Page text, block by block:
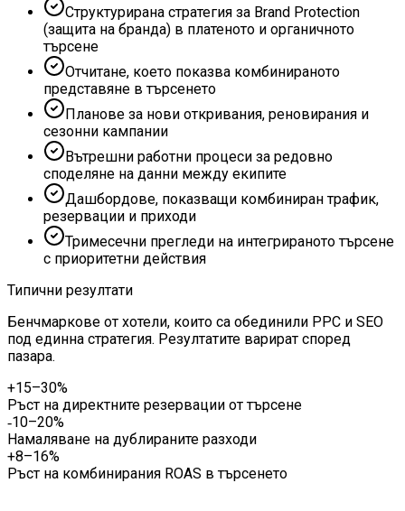
Структурирана стратегия за Brand Protection
(защита на бранда) в платеното и органичното
търсене
Отчитане, което показва комбинираното
представяне в търсенето
Планове за нови откривания, реновирания и
сезонни кампании
Вътрешни работни процеси за редовно
споделяне на данни между екипите
Дашбордове, показващи комбиниран трафик,
резервации и приходи
Тримесечни прегледи на интегрираното търсене
с приоритетни действия
Типични резултати
Бенчмаркове от хотели, които са обединили PPC и SEO
под единна стратегия. Резултатите варират според
пазара.
+15–30%
Ръст на директните резервации от търсене
‑10–20%
Намаляване на дублираните разходи
+8–16%
Ръст на комбинирания ROAS в търсенето